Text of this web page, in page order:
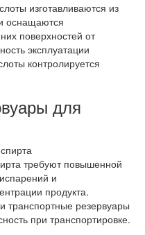
изготавливаются из
оснащаются
поверхностей от
эксплуатации
контролируется
для
требуют повышенной
и
продукта.
транспортные резервуары
при транспортировке.